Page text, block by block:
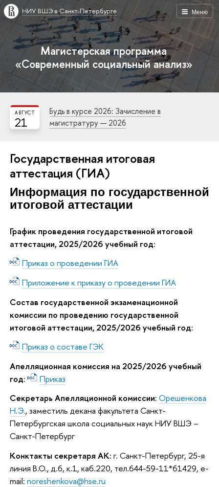
Меню
НИУ ВШЭ в Санкт-Петербурге
Магистерская программа
«Современный социальный анализ»
21
АВГУСТ
Будь в курсе 2026: Зачисление в
магистратуру — 2026
Государственная итоговая
аттестация (ГИА)
Информация по государственной
итоговой аттестации
График проведения государственной итоговой
аттестации, 2025/2026 учебный год:
Приказ о проведении ГИА
Приложение к приказу о проведении ГИА
Состав государственной экзаменационной
комиссии по проведению государственной
итоговой аттестации, 2025/2026 учебный год:
Приказ о составе ГЭК
Апелляционная комиссия на 2025/2026 учебный
год:
Приказ
Секретарь Апелляционной комиссии: Орешенкова
Н.Э., заместиль декана факультета Санкт-
Петербургская школа социальных наук НИУ ВШЭ –
Санкт-Петербург
Конктакты секретаря АК: г. Санкт-Петербург, 25-я
линия В.О., д.6, к.1, каб.220, тел.644-59-11*61429, e-
mail: noreshenkova@hse.ru